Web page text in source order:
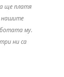
ще платя
нашите
му.
ни са